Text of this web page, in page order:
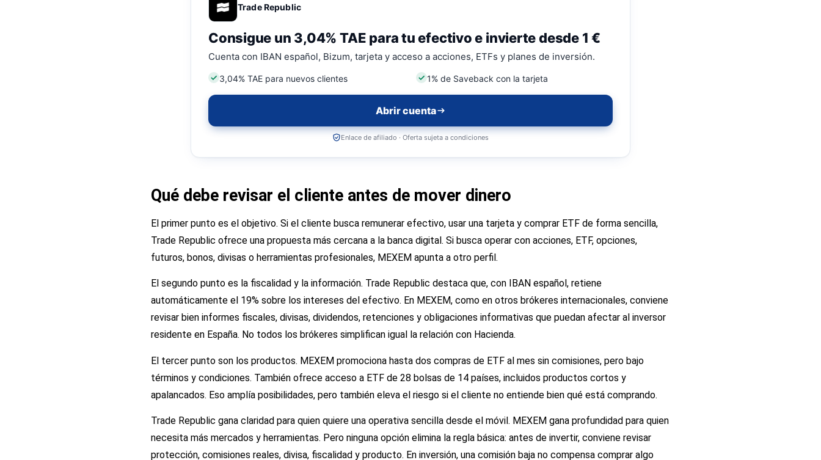
Trade Republic
Consigue un 3,04% TAE para tu efectivo e invierte desde 1 €
Cuenta con IBAN español, Bizum, tarjeta y acceso a acciones, ETFs y planes de inversión.
3,04% TAE para nuevos clientes 1% de Saveback con la tarjeta
Abrir cuenta
Enlace de afiliado · Oferta sujeta a condiciones
Qué debe revisar el cliente antes de mover dinero
El primer punto es el objetivo. Si el cliente busca remunerar efectivo, usar una tarjeta y comprar ETF de forma sencilla,
Trade Republic ofrece una propuesta más cercana a la banca digital. Si busca operar con acciones, ETF, opciones,
futuros, bonos, divisas o herramientas profesionales, MEXEM apunta a otro perfil.
El segundo punto es la fiscalidad y la información. Trade Republic destaca que, con IBAN español, retiene
automáticamente el 19% sobre los intereses del efectivo. En MEXEM, como en otros brókeres internacionales, conviene
revisar bien informes fiscales, divisas, dividendos, retenciones y obligaciones informativas que puedan afectar al inversor
residente en España. No todos los brókeres simplifican igual la relación con Hacienda.
El tercer punto son los productos. MEXEM promociona hasta dos compras de ETF al mes sin comisiones, pero bajo
términos y condiciones. También ofrece acceso a ETF de 28 bolsas de 14 países, incluidos productos cortos y
apalancados. Eso amplía posibilidades, pero también eleva el riesgo si el cliente no entiende bien qué está comprando.
Trade Republic gana claridad para quien quiere una operativa sencilla desde el móvil. MEXEM gana profundidad para quien
necesita más mercados y herramientas. Pero ninguna opción elimina la regla básica: antes de invertir, conviene revisar
protección, comisiones reales, divisa, fiscalidad y producto. En inversión, una comisión baja no compensa comprar algo